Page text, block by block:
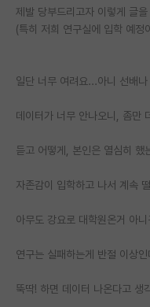
학부 인턴 게시판
임용 후기 게시판
PI 전용 게시판
인문사회 계열 게시판
특수/전문대학원 게시
반도체/AI 게시판
장학금/장학생 게시판
제발 당부드리고자 이렇게 글을
(특히 저희 연구실에 입학 예정
일단 너무 여려요...아니 선배
데이터가 너무 안나오니, 좀만
듣고 어떻게, 본인은 열심히 했
자존감이 입학하고 나서 계속
아무도 강요로 대학원온거 아
연구는 실패하는게 반절 이상
뚝딱! 하면 데이터 나온다고 생